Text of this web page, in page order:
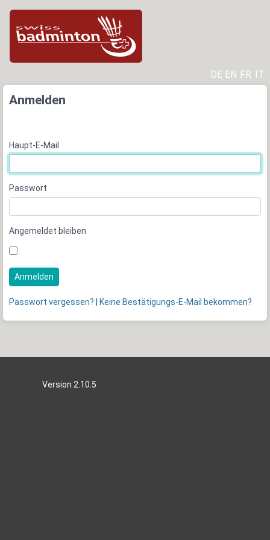
DE EN FR IT
Anmelden
Haupt-E-Mail
Passwort
Angemeldet bleiben
Anmelden
Passwort vergessen? Keine Bestätigungs-E-Mail bekommen?
Version 2.10.5